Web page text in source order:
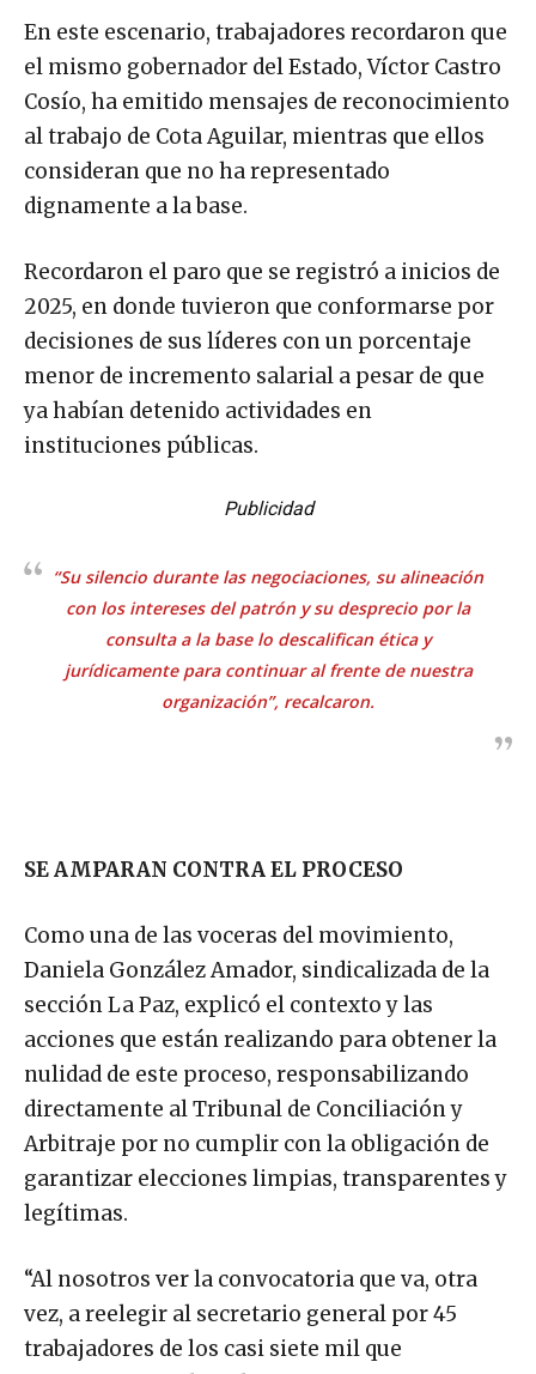
En este escenario, trabajadores recordaron que
el mismo gobernador del Estado, Víctor Castro
Cosío, ha emitido mensajes de reconocimiento
al trabajo de Cota Aguilar, mientras que ellos
consideran que no ha representado
dignamente a la base.
Recordaron el paro que se registró a inicios de
2025, en donde tuvieron que conformarse por
decisiones de sus líderes con un porcentaje
menor de incremento salarial a pesar de que
ya habían detenido actividades en
instituciones públicas.
Publicidad
“Su silencio durante las negociaciones, su alineación
con los intereses del patrón y su desprecio por la
consulta a la base lo descalifican ética y
jurídicamente para continuar al frente de nuestra
organización”, recalcaron.
SE AMPARAN CONTRA EL PROCESO
Como una de las voceras del movimiento,
Daniela González Amador, sindicalizada de la
sección La Paz, explicó el contexto y las
acciones que están realizando para obtener la
nulidad de este proceso, responsabilizando
directamente al Tribunal de Conciliación y
Arbitraje por no cumplir con la obligación de
garantizar elecciones limpias, transparentes y
legítimas.
“Al nosotros ver la convocatoria que va, otra
vez, a reelegir al secretario general por 45
trabajadores de los casi siete mil que